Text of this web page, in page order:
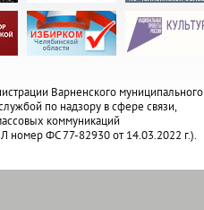
Варненского муниципального
по надзору в сфере связи,
коммуникаций
номер ФС 77-82930 от 14.03.2022 г.).